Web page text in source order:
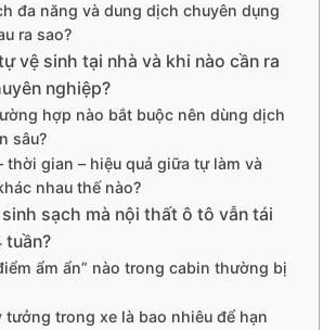
đa năng và dung dịch chuyên dụng
ra sao?
vệ sinh tại nhà và khi nào cần ra
nghiệp?
hợp nào bắt buộc nên dùng dịch
sâu?
thời gian – hiệu quả giữa tự làm và
nhau thế nào?
sạch mà nội thất ô tô vẫn tái
tuần?
ẩm ẩn” nào trong cabin thường bị
tưởng trong xe là bao nhiêu để hạn